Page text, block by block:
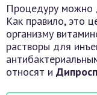
Процедуру можно
Как правило, это
организму
растворы для
относят и